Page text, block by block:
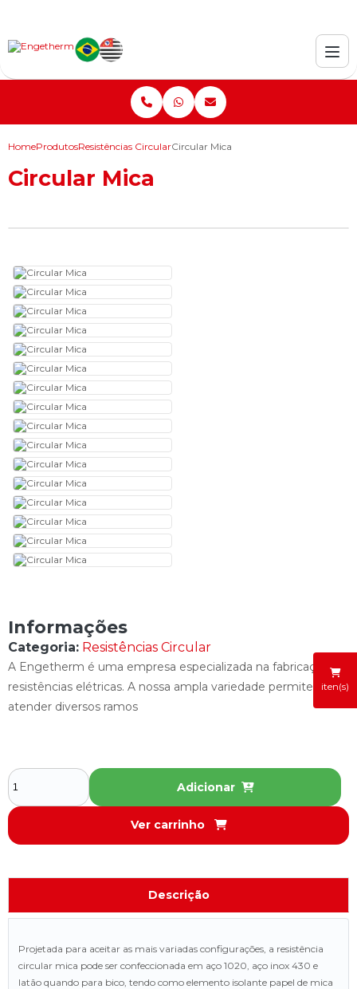
iten(s)
HomeProdutosResistências CircularCircular Mica
Circular Mica
Informações
Categoria: Resistências Circular
A Engetherm é uma empresa especializada na fabricação de
resistências elétricas. A nossa ampla variedade permite
atender diversos ramos
Adicionar
Ver carrinho
Descrição
Projetada para aceitar as mais variadas configurações, a resistência
circular mica pode ser confeccionada em aço 1020, aço inox 430 e
latão quando para bico, tendo como elemento isolante papel de mica